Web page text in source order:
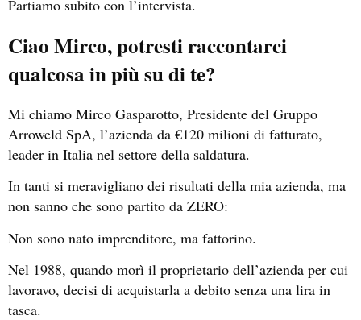
Partiamo subito con l’intervista.
Ciao Mirco, potresti raccontarci
qualcosa in più su di te?
Mi chiamo Mirco Gasparotto, Presidente del Gruppo
Arroweld SpA, l’azienda da €120 milioni di fatturato,
leader in Italia nel settore della saldatura.
In tanti si meravigliano dei risultati della mia azienda, ma
non sanno che sono partito da ZERO:
Non sono nato imprenditore, ma fattorino.
Nel 1988, quando morì il proprietario dell’azienda per cui
lavoravo, decisi di acquistarla a debito senza una lira in
tasca.